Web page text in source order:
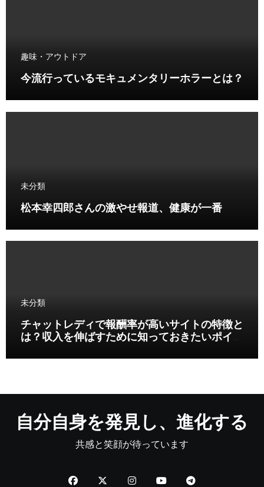
趣味・アウトドア
今流行っているモキュメンタリーホラーとは？
未分類
松本幸四郎さんの激やせ報道、健康が一番
未分類
チャットレディで報酬率が高いサイトの特徴と
は？収入を伸ばすために知っておきたいポイン
自分自身を発見し、進化する
共感と笑顔が待っています